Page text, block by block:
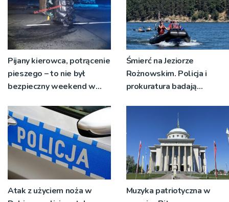
Pijany kierowca, potrącenie
pieszego – to nie był
bezpieczny weekend w
Śmierć na Jeziorze
Rożnowskim. Policja i
prokuratura badają
Atak z użyciem noża w
Muzyka patriotyczna w